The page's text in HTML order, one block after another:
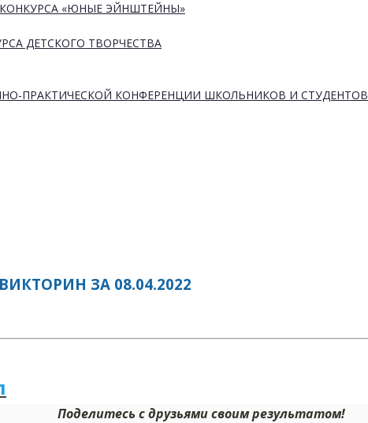
«ЮНЫЕ ЭЙНШТЕЙНЫ»
ДЕТСКОГО ТВОРЧЕСТВА
ПРАКТИЧЕСКОЙ КОНФЕРЕНЦИИ ШКОЛЬНИКОВ И СТУДЕНТОВ
ЗА 08.04.2022
Поделитесь с друзьями своим результатом!